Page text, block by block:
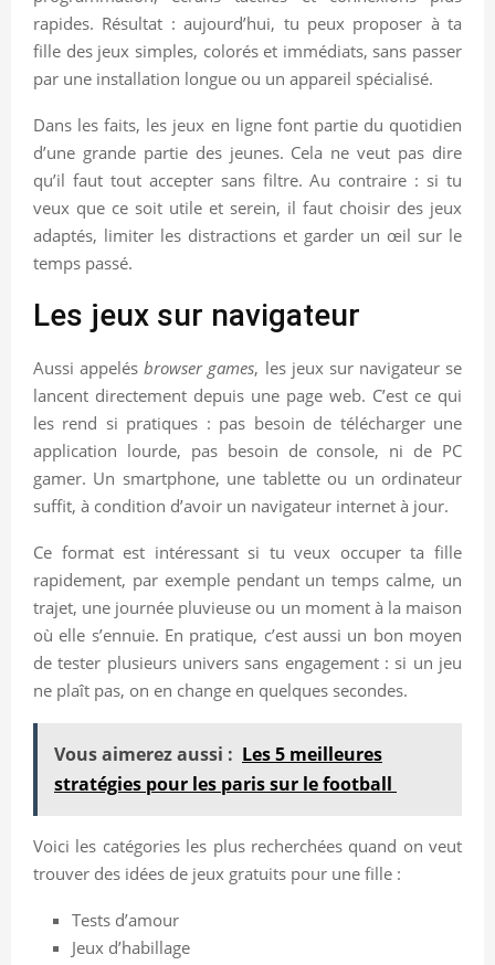
rapides. Résultat : aujourd’hui, tu peux proposer à ta
fille des jeux simples, colorés et immédiats, sans passer
par une installation longue ou un appareil spécialisé.
Dans les faits, les jeux en ligne font partie du quotidien
d’une grande partie des jeunes. Cela ne veut pas dire
qu’il faut tout accepter sans filtre. Au contraire : si tu
veux que ce soit utile et serein, il faut choisir des jeux
adaptés, limiter les distractions et garder un œil sur le
temps passé.
Les jeux sur navigateur
Aussi appelésbrowser games, les jeux sur navigateur se
lancent directement depuis une page web. C’est ce qui
les rend si pratiques : pas besoin de télécharger une
application lourde, pas besoin de console, ni de PC
gamer. Un smartphone, une tablette ou un ordinateur
suffit, à condition d’avoir un navigateur internet à jour.
Ce format est intéressant si tu veux occuper ta fille
rapidement, par exemple pendant un temps calme, un
trajet, une journée pluvieuse ou un moment à la maison
où elle s’ennuie. En pratique, c’est aussi un bon moyen
de tester plusieurs univers sans engagement : si un jeu
ne plaît pas, on en change en quelques secondes.
Vous aimerez aussi : Les 5 meilleures
stratégies pour les paris sur le football
Voici les catégories les plus recherchées quand on veut
trouver des idées de jeux gratuits pour une fille :
Tests d’amour
Jeux d’habillage